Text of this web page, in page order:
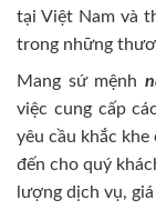
tại Việt Nam và
trong những
Mang sứ mệnh
việc cung cấp
yêu cầu khắc khe
đến cho quý
lượng dịch vụ,